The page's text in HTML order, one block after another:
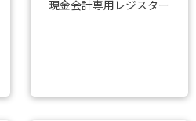
現金会計専用レジスター